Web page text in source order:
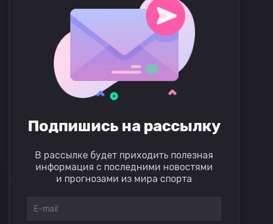
Подпишись на рассылку
В рассылке будет приходить полезная
информация с последними новостями
и прогнозами из мира спорта